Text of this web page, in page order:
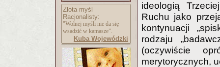
Złota myśl
Racjonalisty:
"Wolnej myśli nie da się
wsadzić w kamasze".
Kuba Wojewódzki
ideologią
Ruchu jako
kontynuacji
rodzaju
(oczywiście
merytorycznych,